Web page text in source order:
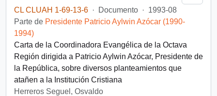
CL CLUAH 1-69-13-6 · Documento · 1993-08
Parte de Presidente Patricio Aylwin Azócar (1990-
1994)
Carta de la Coordinadora Evangélica de la Octava
Región dirigida a Patricio Aylwin Azócar, Presidente de
la República, sobre diversos planteamientos que
atañen a la Institución Cristiana
Herreros Seguel, Osvaldo